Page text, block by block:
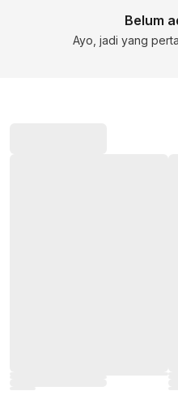
Belum
Ayo, jadi yang